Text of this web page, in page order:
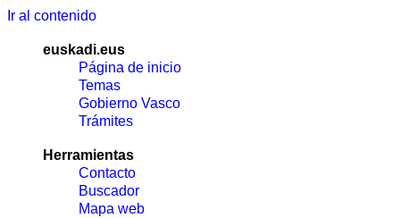
Ir al contenido
euskadi.eus
Página de inicio
Temas
Gobierno Vasco
Trámites
Herramientas
Contacto
Buscador
Mapa web